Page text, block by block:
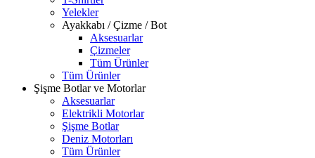
Yelekler
Ayakkabı / Çizme / Bot
Aksesuarlar
Çizmeler
Tüm Ürünler
Tüm Ürünler
Şişme Botlar ve Motorlar
Aksesuarlar
Elektrikli Motorlar
Şişme Botlar
Deniz Motorları
Tüm Ürünler